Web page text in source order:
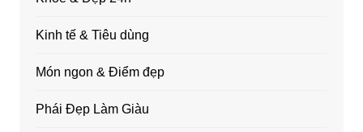
Kinh tế & Tiêu dùng
Món ngon & Điểm đẹp
Phái Đẹp Làm Giàu